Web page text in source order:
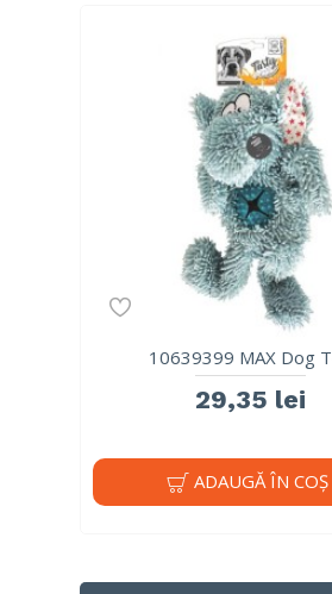
10639399 MAX Dog
29,35 lei
ADAUGĂ ÎN COŞ